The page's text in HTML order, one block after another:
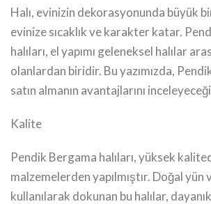
Halı, evinizin dekorasyonunda büyük
evinize sıcaklık ve karakter katar.
halıları, el yapımı geleneksel halılar
olanlardan biridir. Bu yazımızda,
satın almanın avantajlarını
Kalite
Pendik Bergama halıları, yüksek
malzemelerden yapılmıştır. Doğal yün
kullanılarak dokunan bu halılar,